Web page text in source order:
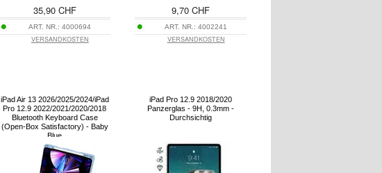
35,90 CHF
ART. NR.:4000694
VERSANDKOSTEN
9,70 CHF
ART. NR.:4002241
VERSANDKOSTEN
iPad Air 13 2026/2025/2024/iPad
Pro 12.9 2022/2021/2020/2018
Bluetooth Keyboard Case
(Open-Box Satisfactory) - Baby
Blue
iPad Pro 12.9 2018/2020
Panzerglas - 9H, 0.3mm -
Durchsichtig